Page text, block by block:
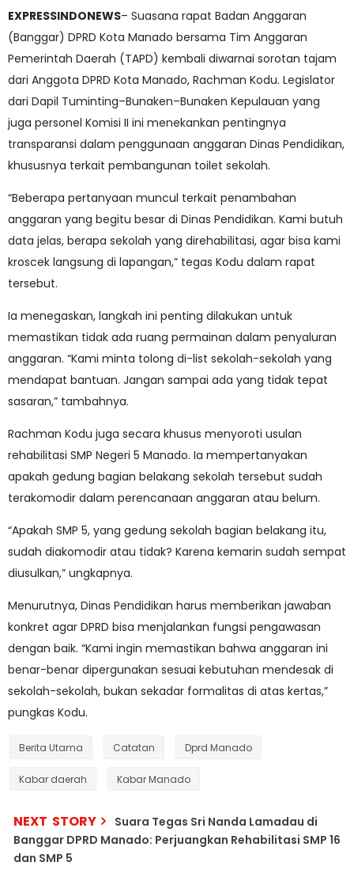
EXPRESSINDONEWS– Suasana rapat Badan Anggaran
(Banggar) DPRD Kota Manado bersama Tim Anggaran
Pemerintah Daerah (TAPD) kembali diwarnai sorotan tajam
dari Anggota DPRD Kota Manado, Rachman Kodu. Legislator
dari Dapil Tuminting–Bunaken–Bunaken Kepulauan yang
juga personel Komisi II ini menekankan pentingnya
transparansi dalam penggunaan anggaran Dinas Pendidikan,
khususnya terkait pembangunan toilet sekolah.
“Beberapa pertanyaan muncul terkait penambahan
anggaran yang begitu besar di Dinas Pendidikan. Kami butuh
data jelas, berapa sekolah yang direhabilitasi, agar bisa kami
kroscek langsung di lapangan,” tegas Kodu dalam rapat
tersebut.
Ia menegaskan, langkah ini penting dilakukan untuk
memastikan tidak ada ruang permainan dalam penyaluran
anggaran. “Kami minta tolong di-list sekolah-sekolah yang
mendapat bantuan. Jangan sampai ada yang tidak tepat
sasaran,” tambahnya.
Rachman Kodu juga secara khusus menyoroti usulan
rehabilitasi SMP Negeri 5 Manado. Ia mempertanyakan
apakah gedung bagian belakang sekolah tersebut sudah
terakomodir dalam perencanaan anggaran atau belum.
“Apakah SMP 5, yang gedung sekolah bagian belakang itu,
sudah diakomodir atau tidak? Karena kemarin sudah sempat
diusulkan,” ungkapnya.
Menurutnya, Dinas Pendidikan harus memberikan jawaban
konkret agar DPRD bisa menjalankan fungsi pengawasan
dengan baik. “Kami ingin memastikan bahwa anggaran ini
benar-benar dipergunakan sesuai kebutuhan mendesak di
sekolah-sekolah, bukan sekadar formalitas di atas kertas,”
pungkas Kodu.
Berita Utama Catatan Dprd Manado
Kabar daerah Kabar Manado
NEXT STORY
Suara Tegas Sri Nanda Lamadau di
Banggar DPRD Manado: Perjuangkan Rehabilitasi SMP 16
dan SMP 5